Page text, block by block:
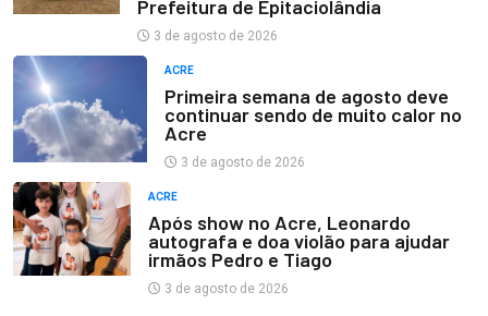
Prefeitura de Epitaciolândia
3 de agosto de 2026
ACRE
Primeira semana de agosto deve
continuar sendo de muito calor no
Acre
3 de agosto de 2026
ACRE
Após show no Acre, Leonardo
autografa e doa violão para ajudar
irmãos Pedro e Tiago
3 de agosto de 2026